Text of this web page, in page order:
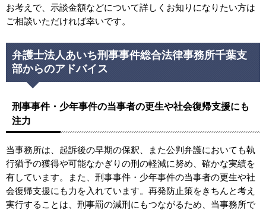
お考えで、示談金額などについて詳しくお知りになりたい方は
ご相談いただければ幸いです。
弁護士法人あいち刑事事件総合法律事務所千葉支
部からのアドバイス
刑事事件・少年事件の当事者の更生や社会復帰支援にも
注力
当事務所は、起訴後の早期の保釈、また公判弁護においても執
行猶予の獲得や可能なかぎりの刑の軽減に努め、確かな実績を
有しています。また、刑事事件・少年事件の当事者の更生や社
会復帰支援にも力を入れています。再発防止策をきちんと考え
実行することは、刑事罰の減刑にもつながるため、当事務所で